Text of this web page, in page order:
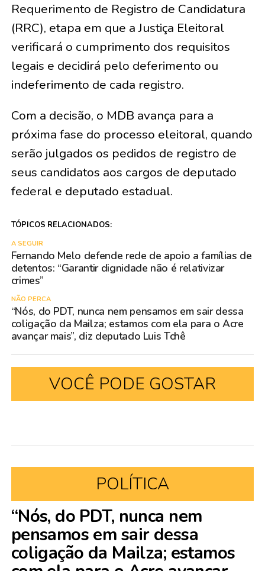
Requerimento de Registro de Candidatura
(RRC), etapa em que a Justiça Eleitoral
verificará o cumprimento dos requisitos
legais e decidirá pelo deferimento ou
indeferimento de cada registro.
Com a decisão, o MDB avança para a
próxima fase do processo eleitoral, quando
serão julgados os pedidos de registro de
seus candidatos aos cargos de deputado
federal e deputado estadual.
TÓPICOS RELACIONADOS:
A SEGUIR
Fernando Melo defende rede de apoio a famílias de
detentos: “Garantir dignidade não é relativizar
crimes”
NÃO PERCA
“Nós, do PDT, nunca nem pensamos em sair dessa
coligação da Mailza; estamos com ela para o Acre
avançar mais”, diz deputado Luis Tchê
VOCÊ PODE GOSTAR
POLÍTICA
“Nós, do PDT, nunca nem
pensamos em sair dessa
coligação da Mailza; estamos